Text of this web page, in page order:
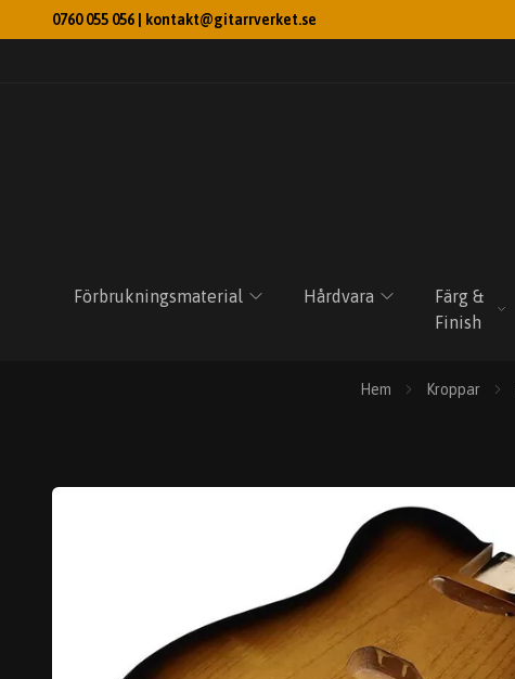
0760 055 056 | kontakt@gitarrverket.se
Förbrukningsmaterial Hårdvara
Färg &
Finish
Hem Kroppar